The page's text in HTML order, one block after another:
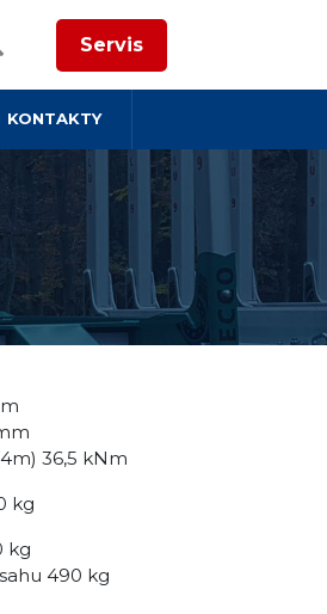
Servis
KONTAKTY
36,5 kNm
kg
kg
490 kg